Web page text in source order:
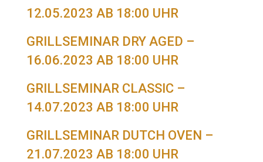
12.05.2023 AB 18:00 UHR
GRILLSEMINAR DRY AGED –
16.06.2023 AB 18:00 UHR
GRILLSEMINAR CLASSIC –
14.07.2023 AB 18:00 UHR
GRILLSEMINAR DUTCH OVEN –
21.07.2023 AB 18:00 UHR